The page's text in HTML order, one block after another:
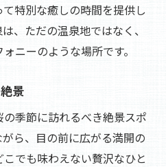
と温泉の調和
ら眺める紅葉の景色
すめの秋の横谷温泉
泉旅
の横谷温泉静寂の魅力
横谷温泉の冬
特別な癒しの時間を提供し
、ただの温泉地ではなく、
ニーのような場所です。
景
季節に訪れるべき絶景スポ
ら、目の前に広がる満開の
でも味わえない贅沢なひと